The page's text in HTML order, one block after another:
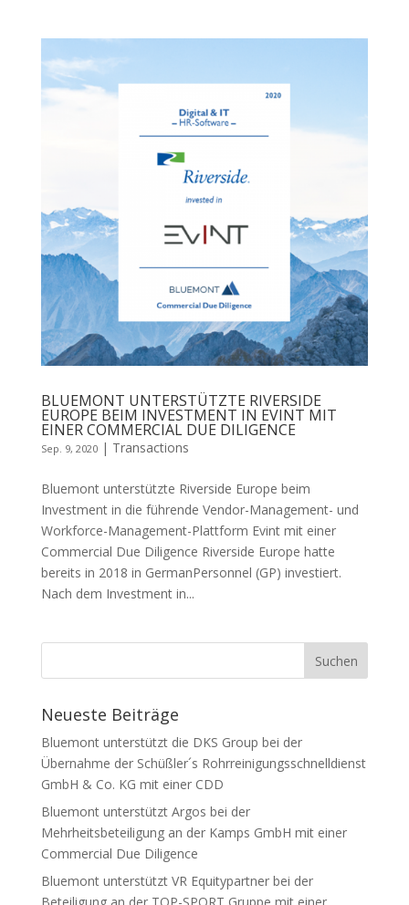
BLUEMONT UNTERSTÜTZTE RIVERSIDE
EUROPE BEIM INVESTMENT IN EVINT MIT
EINER COMMERCIAL DUE DILIGENCE
Sep. 9, 2020| Transactions
Bluemont unterstützte Riverside Europe beim
Investment in die führende Vendor-Management- und
Workforce-Management-Plattform Evint mit einer
Commercial Due Diligence Riverside Europe hatte
bereits in 2018 in GermanPersonnel (GP) investiert.
Nach dem Investment in...
Neueste Beiträge
Bluemont unterstützt die DKS Group bei der
Übernahme der Schüßler´s Rohrreinigungsschnelldienst
GmbH & Co. KG mit einer CDD
Bluemont unterstützt Argos bei der
Mehrheitsbeteiligung an der Kamps GmbH mit einer
Commercial Due Diligence
Bluemont unterstützt VR Equitypartner bei der